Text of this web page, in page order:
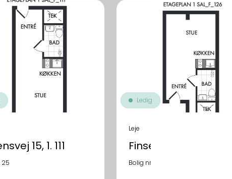
15, 1. 111
25
Ledig
Leje
Finsensvej 15, 1. 126
Bolig nr. 40